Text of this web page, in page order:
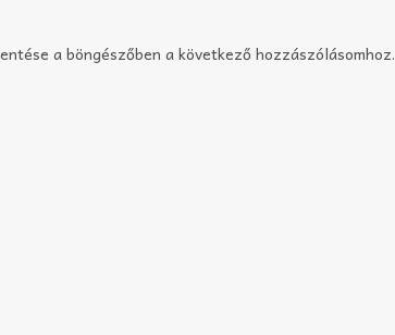
a böngészőben a következő hozzászólásomhoz.